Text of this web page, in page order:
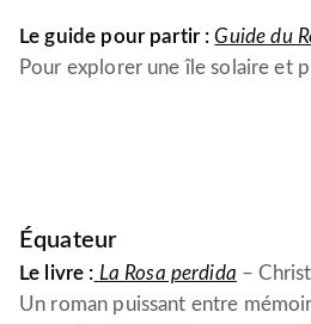
Le guide pour partir :Guide du
Pour explorer une île solaire et
Équateur
Le livre : La Rosa perdida –
Un roman puissant entre